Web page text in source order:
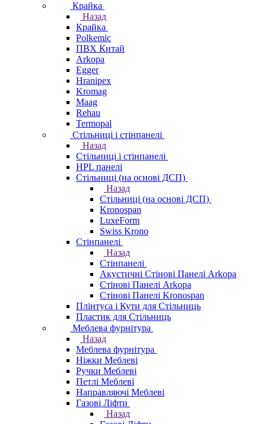
Крайка
Назад
Крайка
Polkemic
ПВХ Китай
Arkopa
Egger
Hranipex
Kromag
Maag
Rehau
Termopal
Стільниці і стінпанелі
Назад
Стільниці і стінпанелі
HPL панелі
Стільниці (на основі ДСП)
Назад
Стільниці (на основі ДСП)
Kronospan
LuxeForm
Swiss Krono
Стінпанелі
Назад
Стінпанелі
Акустичні Стінові Панелі Аrkopa
Стінові Панелі Arkopa
Стінові Панелі Kronospan
Плінтуса і Кути для Стільниць
Пластик для Стільниць
Меблева фурнітура
Назад
Меблева фурнітура
Ніжки Меблеві
Ручки Меблеві
Петлі Меблеві
Направляючі Меблеві
Газові Ліфти
Назад